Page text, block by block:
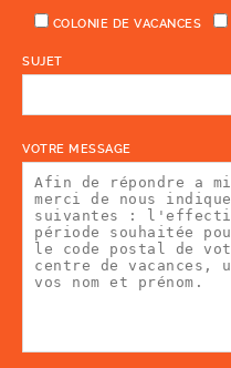
COLONIE DE VACANCES
SUJET
VOTRE MESSAGE